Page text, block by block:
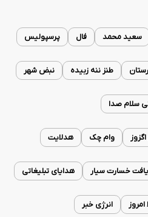
سعید محمد فال پرسپولیس
طنز ننه زبیده نبض شهر
سلام صدا
وام چک هدلایت
خسارت سیار هدایای تبلیغاتی
انرژی خبر